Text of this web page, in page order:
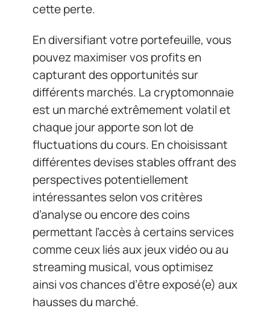
cette perte.
En diversifiant votre portefeuille, vous
pouvez maximiser vos profits en
capturant des opportunités sur
différents marchés. La cryptomonnaie
est un marché extrêmement volatil et
chaque jour apporte son lot de
fluctuations du cours. En choisissant
différentes devises stables offrant des
perspectives potentiellement
intéressantes selon vos critères
d’analyse ou encore des coins
permettant l’accès à certains services
comme ceux liés aux jeux vidéo ou au
streaming musical, vous optimisez
ainsi vos chances d’être exposé(e) aux
hausses du marché.